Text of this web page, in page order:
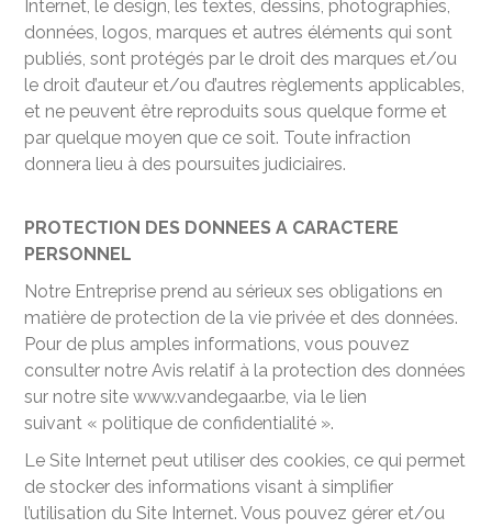
Internet, le design, les textes, dessins, photographies,
données, logos, marques et autres éléments qui sont
publiés, sont protégés par le droit des marques et/ou
le droit d’auteur et/ou d’autres règlements applicables,
et ne peuvent être reproduits sous quelque forme et
par quelque moyen que ce soit. Toute infraction
donnera lieu à des poursuites judiciaires.
PROTECTION DES DONNEES A CARACTERE
PERSONNEL
Notre Entreprise prend au sérieux ses obligations en
matière de protection de la vie privée et des données.
Pour de plus amples informations, vous pouvez
consulter notre Avis relatif à la protection des données
sur notre site www.vandegaar.be, via le lien
suivant « politique de confidentialité ».
Le Site Internet peut utiliser des cookies, ce qui permet
de stocker des informations visant à simplifier
l’utilisation du Site Internet. Vous pouvez gérer et/ou